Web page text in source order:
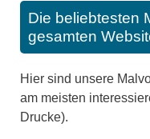
Die beliebtesten
gesamten
Hier sind unsere
am meisten
Drucke).